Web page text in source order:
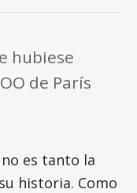
hubiese
de París
es tanto la
historia. Como